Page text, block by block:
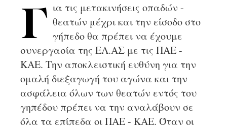
Γ ια τις μετακινήσεις οπαδών -
θεατών μέχρι και την είσοδο στο
γήπεδο θα πρέπει να έχουμε
συνεργασία της ΕΛ.ΑΣ με τις ΠΑΕ -
ΚΑΕ. Την αποκλειστική ευθύνη για την
ομαλή διεξαγωγή του αγώνα και την
ασφάλεια όλων των θεατών εντός του
γηπέδου πρέπει να την αναλάβουν σε
όλα τα επίπεδα οι ΠΑΕ - ΚΑΕ. Όταν οι